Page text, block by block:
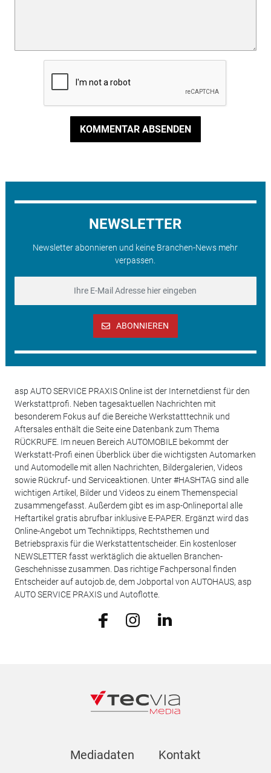
KOMMENTAR ABSENDEN
NEWSLETTER
Newsletter abonnieren und keine Branchen-News mehr
verpassen.
ABONNIEREN
asp AUTO SERVICE PRAXIS Online ist der Internetdienst für den
Werkstattprofi. Neben tagesaktuellen Nachrichten mit
besonderem Fokus auf die Bereiche Werkstatttechnik und
Aftersales enthält die Seite eine Datenbank zum Thema
RÜCKRUFE. Im neuen Bereich AUTOMOBILE bekommt der
Werkstatt-Profi einen Überblick über die wichtigsten Automarken
und Automodelle mit allen Nachrichten, Bildergalerien, Videos
sowie Rückruf- und Serviceaktionen. Unter #HASHTAG sind alle
wichtigen Artikel, Bilder und Videos zu einem Themenspecial
zusammengefasst. Außerdem gibt es im asp-Onlineportal alle
Heftartikel gratis abrufbar inklusive E-PAPER. Ergänzt wird das
Online-Angebot um Techniktipps, Rechtsthemen und
Betriebspraxis für die Werkstattentscheider. Ein kostenloser
NEWSLETTER fasst werktäglich die aktuellen Branchen-
Geschehnisse zusammen. Das richtige Fachpersonal finden
Entscheider auf autojob.de, dem Jobportal von AUTOHAUS, asp
AUTO SERVICE PRAXIS und Autoflotte.
Mediadaten Kontakt